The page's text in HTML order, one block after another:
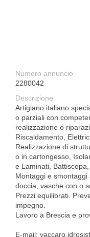
Numero annuncio
2280042
Descrizione
Artigiano italiano
o parziali con
realizzazione o
Riscaldamento,
Realizzazione di
o in cartongesso,
e Laminati,
Montaggi e
doccia, vasche con o
Prezzi equilibrati.
impegno.
Lavoro a Brescia e
E-mail: